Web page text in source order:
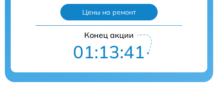
Цены на ремонт
Конец акции
01:13:40